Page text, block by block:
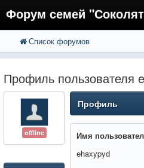
Форум семей
FAQ
Регистрация
Вход
Список форумов
Профиль пользователя
offline
Профиль
Имя
ehaxypyd